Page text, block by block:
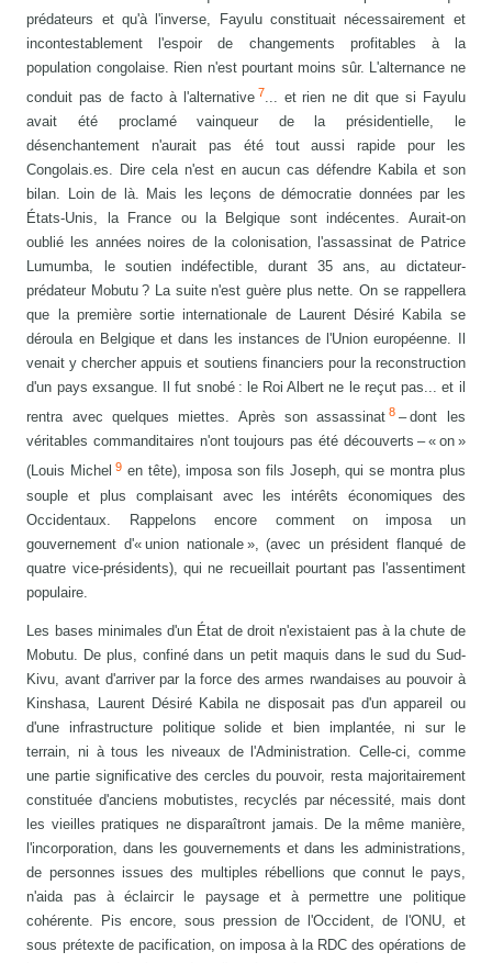
prédateurs et qu'à l'inverse, Fayulu constituait nécessairement et
incontestablement l'espoir de changements profitables à la
population congolaise. Rien n'est pourtant moins sûr. L'alternance ne
conduit pas de facto à l'alternative 7... et rien ne dit que si Fayulu
avait été proclamé vainqueur de la présidentielle, le
désenchantement n'aurait pas été tout aussi rapide pour les
Congolais.es. Dire cela n'est en aucun cas défendre Kabila et son
bilan. Loin de là. Mais les leçons de démocratie données par les
États-Unis, la France ou la Belgique sont indécentes. Aurait-on
oublié les années noires de la colonisation, l'assassinat de Patrice
Lumumba, le soutien indéfectible, durant 35 ans, au dictateur-
prédateur Mobutu ? La suite n'est guère plus nette. On se rappellera
que la première sortie internationale de Laurent Désiré Kabila se
déroula en Belgique et dans les instances de l'Union européenne. Il
venait y chercher appuis et soutiens financiers pour la reconstruction
d'un pays exsangue. Il fut snobé : le Roi Albert ne le reçut pas... et il
rentra avec quelques miettes. Après son assassinat8 – dont les
véritables commanditaires n'ont toujours pas été découverts – « on »
(Louis Michel9 en tête), imposa son fils Joseph, qui se montra plus
souple et plus complaisant avec les intérêts économiques des
Occidentaux. Rappelons encore comment on imposa un
gouvernement d'« union nationale », (avec un président flanqué de
quatre vice-présidents), qui ne recueillait pourtant pas l'assentiment
populaire.
Les bases minimales d'un État de droit n'existaient pas à la chute de
Mobutu. De plus, confiné dans un petit maquis dans le sud du Sud-
Kivu, avant d'arriver par la force des armes rwandaises au pouvoir à
Kinshasa, Laurent Désiré Kabila ne disposait pas d'un appareil ou
d'une infrastructure politique solide et bien implantée, ni sur le
terrain, ni à tous les niveaux de l'Administration. Celle-ci, comme
une partie significative des cercles du pouvoir, resta majoritairement
constituée d'anciens mobutistes, recyclés par nécessité, mais dont
les vieilles pratiques ne disparaîtront jamais. De la même manière,
l'incorporation, dans les gouvernements et dans les administrations,
de personnes issues des multiples rébellions que connut le pays,
n'aida pas à éclaircir le paysage et à permettre une politique
cohérente. Pis encore, sous pression de l'Occident, de l'ONU, et
sous prétexte de pacification, on imposa à la RDC des opérations de